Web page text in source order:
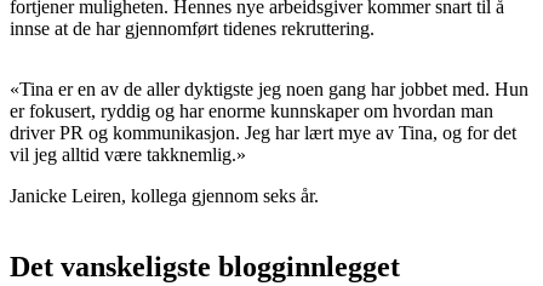
fortjener muligheten. Hennes nye arbeidsgiver kommer snart til å
innse at de har gjennomført tidenes rekruttering.
«Tina er en av de aller dyktigste jeg noen gang har jobbet med. Hun
er fokusert, ryddig og har enorme kunnskaper om hvordan man
driver PR og kommunikasjon. Jeg har lært mye av Tina, og for det
vil jeg alltid være takknemlig.»
Janicke Leiren, kollega gjennom seks år.
Det vanskeligste blogginnlegget